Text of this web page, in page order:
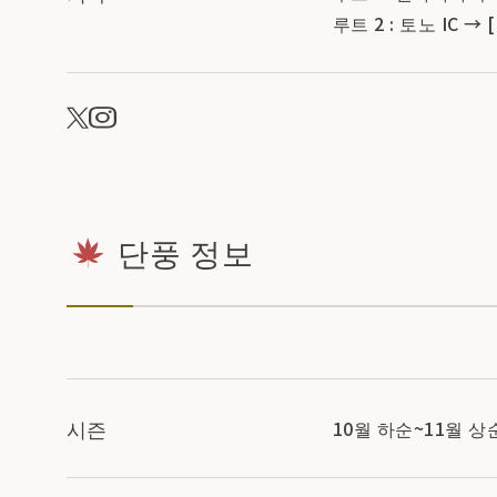
루트 2 : 토노 IC →
단풍 정보
시즌 10월 하순~11월 상